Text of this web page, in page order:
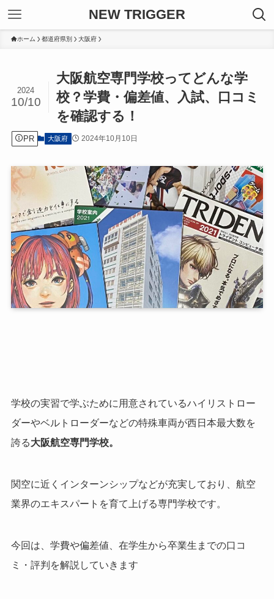
NEW TRIGGER
ホーム 都道府県別 大阪府
大阪航空専門学校ってどんな学
校？学費・偏差値、入試、口コミ
を確認する！
2024
10/10
PR 大阪府 2024年10月10日
学校の実習で学ぶために用意されているハイリストロー
ダーやベルトローダーなどの特殊車両が西日本最大数を
誇る大阪航空専門学校。
関空に近くインターンシップなどが充実しており、航空
業界のエキスパートを育て上げる専門学校です。
今回は、学費や偏差値、在学生から卒業生までの口コ
ミ・評判を解説していきます